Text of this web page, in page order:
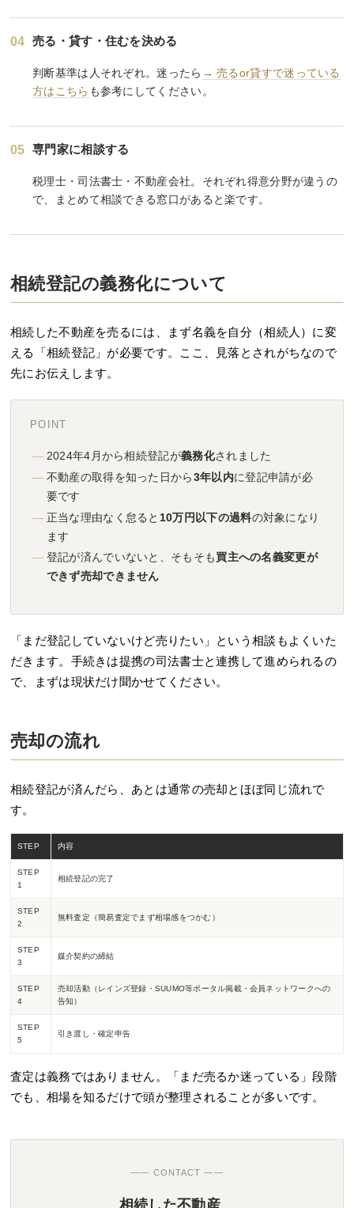
04 売る・貸す・住むを決める
判断基準は人それぞれ。迷ったら → 売るor貸すで迷っている
方はこちら も参考にしてください。
05 専門家に相談する
税理士・司法書士・不動産会社。それぞれ得意分野が違うの
で、まとめて相談できる窓口があると楽です。
相続登記の義務化について
相続した不動産を売るには、まず名義を自分（相続人）に変
える「相続登記」が必要です。ここ、見落とされがちなので
先にお伝えします。
POINT
2024年4月から相続登記が義務化されました
不動産の取得を知った日から3年以内に登記申請が必
要です
正当な理由なく怠ると 10万円以下の過料の対象になり
ます
登記が済んでいないと、そもそも買主への名義変更が
できず売却できません
「まだ登記していないけど売りたい」という相談もよくいた
だきます。手続きは提携の司法書士と連携して進められるの
で、まずは現状だけ聞かせてください。
売却の流れ
相続登記が済んだら、あとは通常の売却とほぼ同じ流れで
す。
STEP 内容
STEP
1
相続登記の完了
STEP
2
無料査定（簡易査定でまず相場感をつかむ）
STEP
3
媒介契約の締結
STEP
4
売却活動（レインズ登録・SUUMO等ポータル掲載・会員ネットワークへの
告知）
STEP
5
引き渡し・確定申告
査定は義務ではありません。「まだ売るか迷っている」段階
でも、相場を知るだけで頭が整理されることが多いです。
—— CONTACT ——